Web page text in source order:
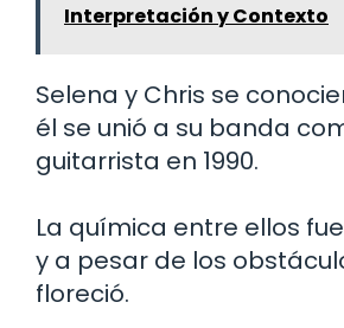
Interpretación y Contexto
Selena y Chris se
él se unió a su banda
guitarrista en 1990.
La química entre ellos
y a pesar de los
floreció.